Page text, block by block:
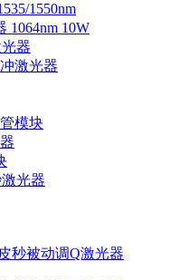
1550nm
1064nm 10W
器
激光器
模块
激光器
秒被动调Q激光器